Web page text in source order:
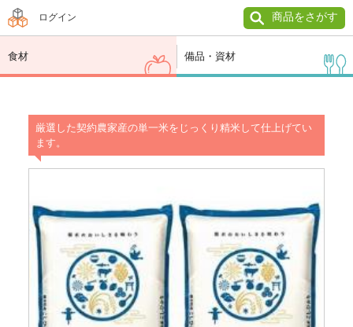
ログイン 商品をさがす
食材 備品・資材
厳選した契約農家産の単一米をじっくり精米して仕上げてい
ます。